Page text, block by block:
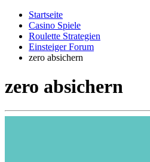
Startseite
Casino Spiele
Roulette Strategien
Einsteiger Forum
zero absichern
zero absichern